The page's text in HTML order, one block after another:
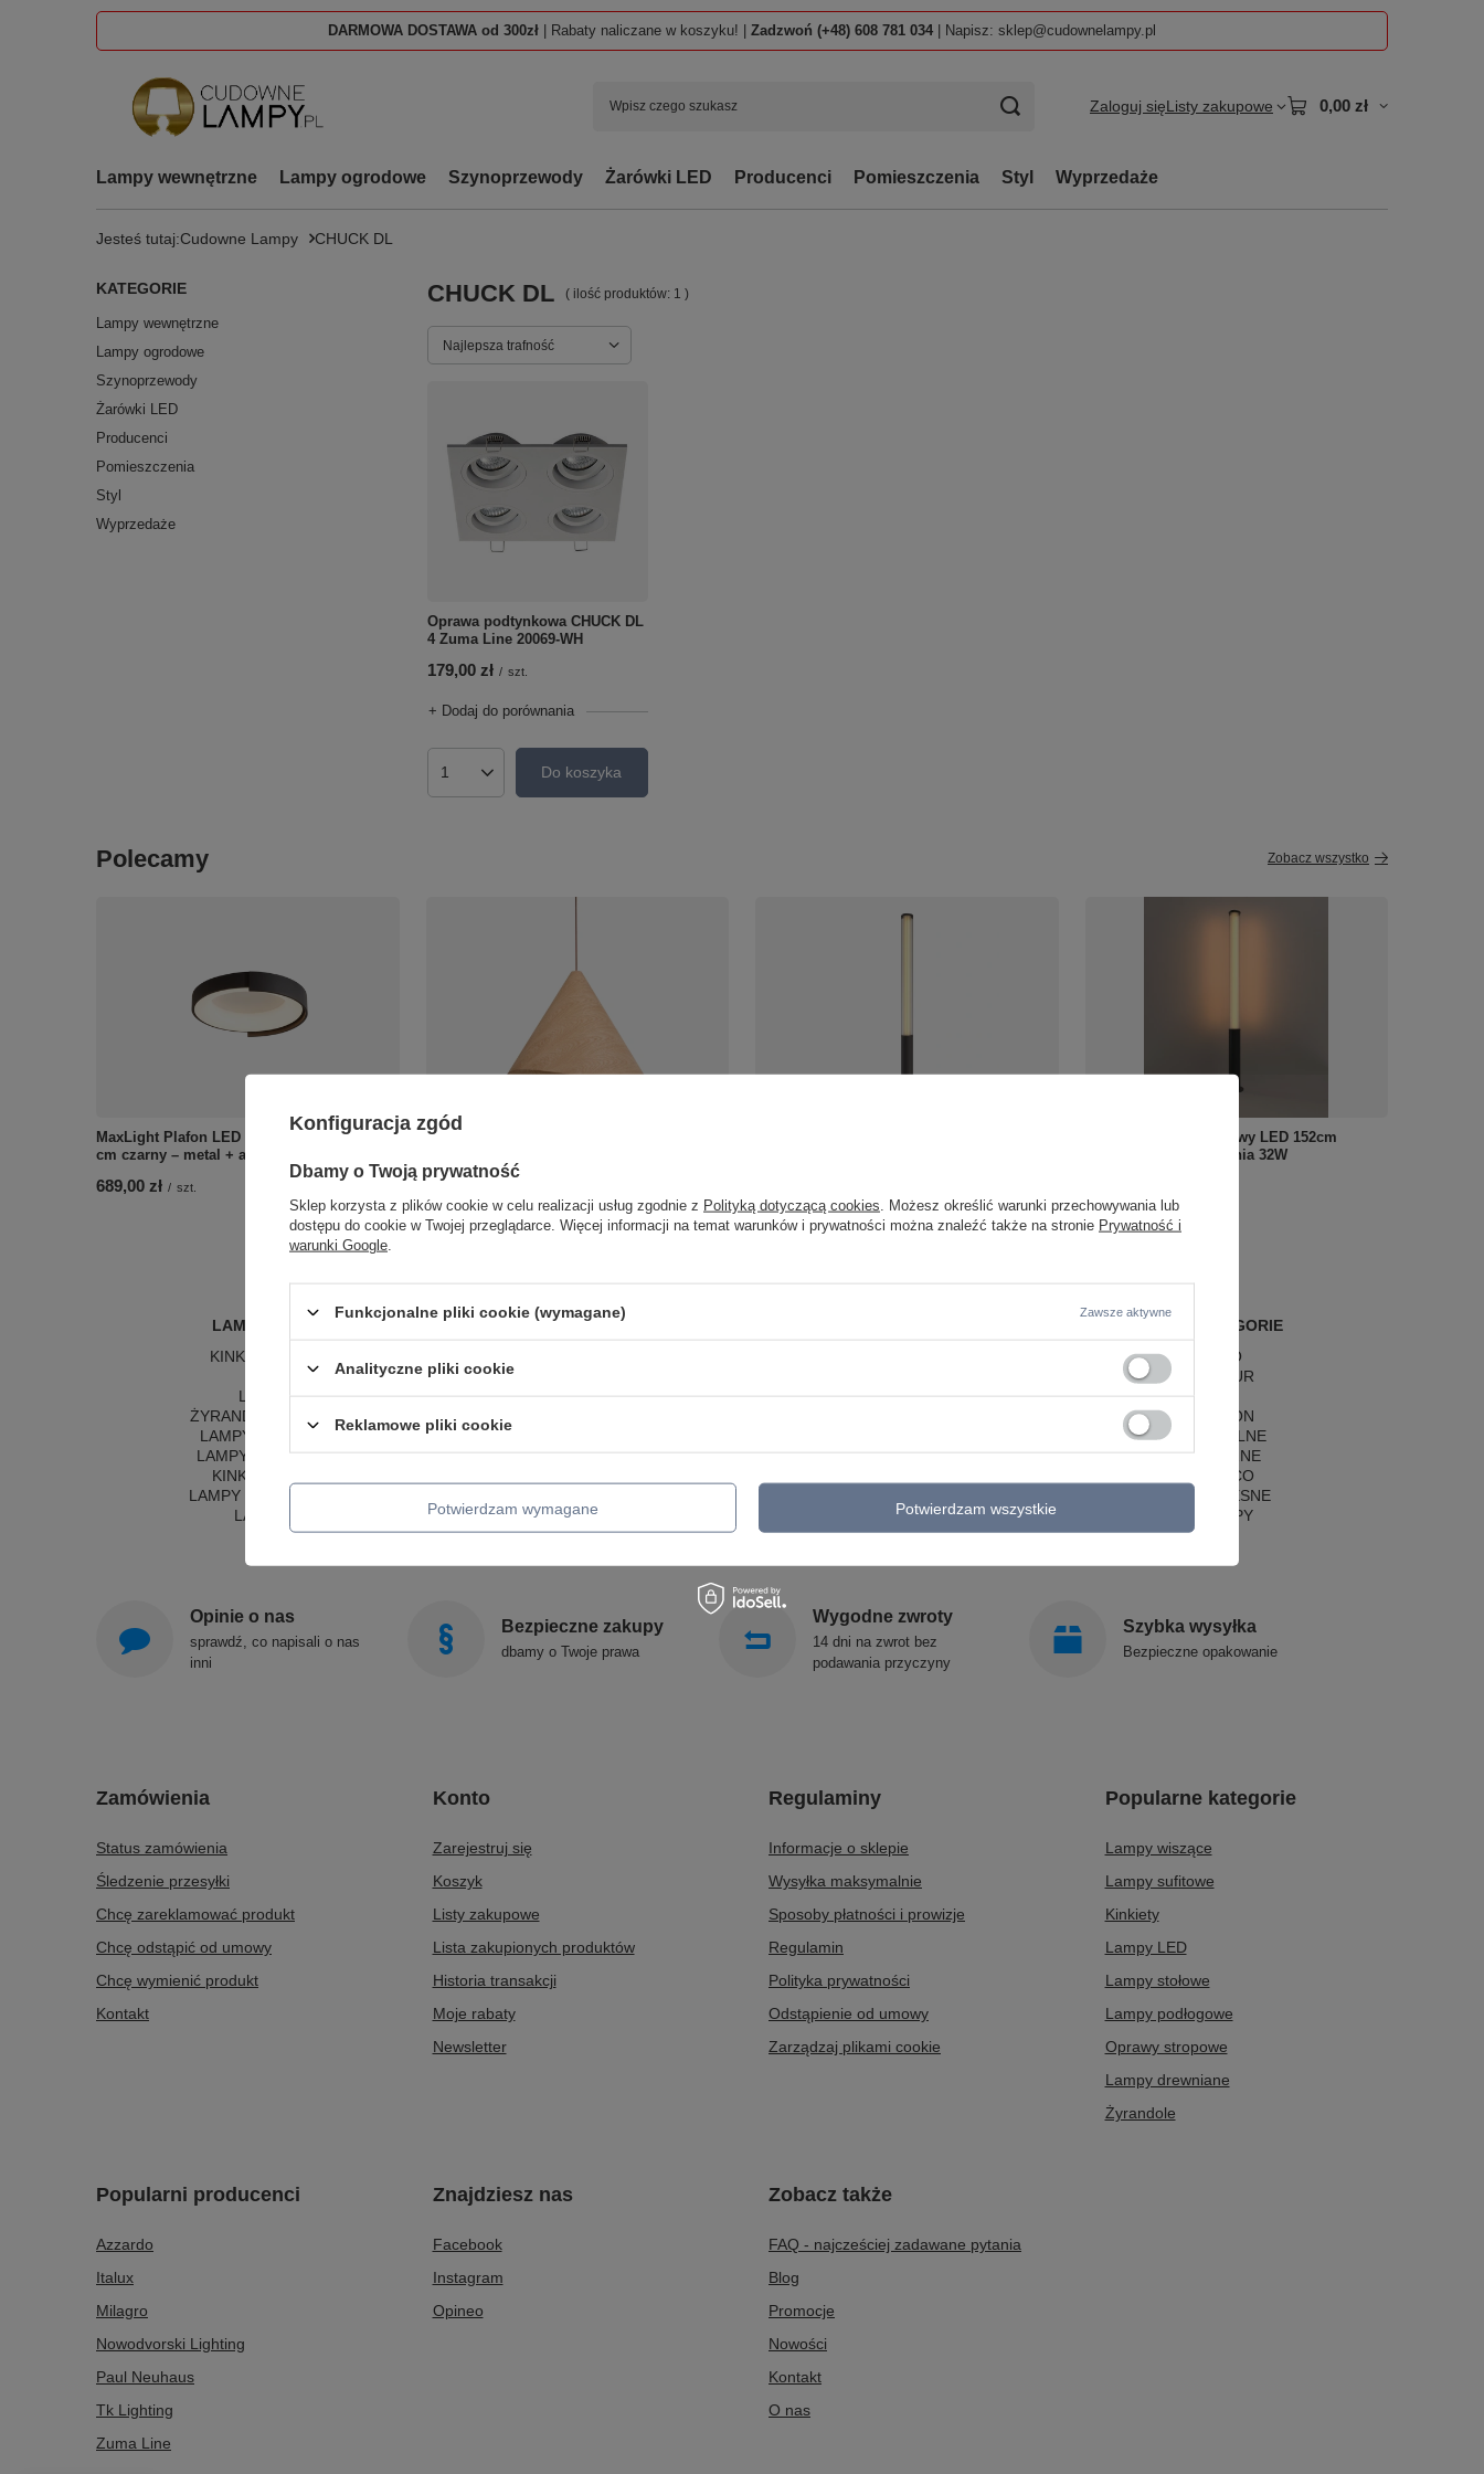
DARMOWA DOSTAWA od 300zł | Rabaty naliczane w koszyku! | Zadzwoń (+48) 608 781 034 | Napisz: sklep@cudownelampy.pl
Zaloguj sięListy zakupowe 0,00 zł
Lampy wewnętrzne Lampy ogrodowe Szynoprzewody Żarówki LED Producenci Pomieszczenia Styl Wyprzedaże
Jesteś tutaj:Cudowne Lampy CHUCK DL
KATEGORIE
Lampy wewnętrzne
Lampy ogrodowe
Szynoprzewody
Żarówki LED
Producenci
Pomieszczenia
Styl
Wyprzedaże
CHUCK DL ( ilość produktów: 1 )
Zmień sortowanie
Najlepsza trafność
Oprawa podtynkowa CHUCK DL
4 Zuma Line 20069-WH
179,00 zł / szt.
+ Dodaj do porównania
Ilość produktówDo koszyka
Polecamy Zobacz wszystko
MaxLight Plafon LED 50W 3000K CRI90 Ø40
cm czarny – metal + akryl
689,00 zł / szt.
Lampa wisząca drewniana o średnicy 61cm
1 490,00 zł
1 235,00 zł / szt.
Czarny słupek ogrodowy LED 152cm
Maxlight F0066 Gardenia 32W
LAMPY WEWNĘTRZNE
KINKIETY NAD LUSTRO
ŻYRANDOLE
LAMPKI NOCNE
ŻYRANDOLE KRYSZTAŁOWE
LAMPY WISZĄCE CZARNE
LAMPY WISZĄCE - OKRĘGI
KINKIETY DO SYPIALNI
LAMPY SUFITOWE OKRĄGŁE
LAMPY WISZĄCE
LAMPY ZEWNĘTRZNE
LAMPY OGRODOWE - WISZĄCE
LAMPY OGRODOWE - SUFITOWE
OŚWIETLENIE SCHODÓW
ZEWNĘTRZNE
SOLLUX
POPULARNE KATEGORIE
LAMPY RETRO
LAMPY GLAMOUR
LAMPY HAMPTON
LAMPY RUSTYKALNE
LAMPY KLASYCZNE
LAMPY ART DECO
LAMPY NOWOCZESNE
STYLOWE LAMPY
Opinie o nas
sprawdź, co napisali o nas
inni
Bezpieczne zakupy
dbamy o Twoje prawa
Wygodne zwroty
14 dni na zwrot bez
podawania przyczyny
Szybka wysyłka
Bezpieczne opakowanie
Zamówienia
Status zamówienia
Śledzenie przesyłki
Chcę zareklamować produkt
Chcę odstąpić od umowy
Chcę wymienić produkt
Kontakt
Konto
Zarejestruj się
Koszyk
Listy zakupowe
Lista zakupionych produktów
Historia transakcji
Moje rabaty
Newsletter
Regulaminy
Informacje o sklepie
Wysyłka maksymalnie
Sposoby płatności i prowizje
Regulamin
Polityka prywatności
Odstąpienie od umowy
Zarządzaj plikami cookie
Popularne kategorie
Lampy wiszące
Lampy sufitowe
Kinkiety
Lampy LED
Lampy stołowe
Lampy podłogowe
Oprawy stropowe
Lampy drewniane
Żyrandole
Popularni producenci
Azzardo
Italux
Milagro
Nowodvorski Lighting
Paul Neuhaus
Tk Lighting
Zuma Line
Znajdziesz nas
Facebook
Instagram
Opineo
Zobacz także
FAQ - najcześciej zadawane pytania
Blog
Promocje
Nowości
Kontakt
O nas
Konfiguracja zgód
Dbamy o Twoją prywatność
Sklep korzysta z plików cookie w celu realizacji usług zgodnie z Polityką dotyczącą cookies . Możesz określić warunki przechowywania lub
dostępu do cookie w Twojej przeglądarce. Więcej informacji na temat warunków i prywatności można znaleźć także na stronie Prywatność i
warunki Google
Funkcjonalne pliki cookie (wymagane) Zawsze aktywne
Analityczne pliki cookie
Reklamowe pliki cookie
Potwierdzam wymagane Potwierdzam wszystkie